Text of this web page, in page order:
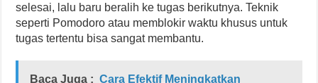
selesai, lalu baru beralih ke tugas berikutnya. Teknik
seperti Pomodoro atau memblokir waktu khusus untuk
tugas tertentu bisa sangat membantu.
Baca Juga : Cara Efektif Meningkatkan